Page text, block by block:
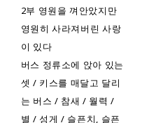
2부 영원을 껴안았지만
영원히 사라져버린 사랑
이 있다
버스 정류소에 앉아 있는
셋 / 키스를 매달고 달리
는 버스 / 참새 / 월력 /
별 / 성게 / 슬픈치, 슬픈